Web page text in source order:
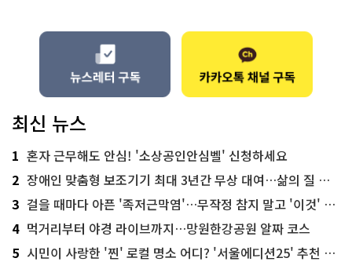
최신 뉴스
1 혼자 근무해도 안심! '소상공인안심벨' 신청하세요
2 장애인 맞춤형 보조기기 최대 3년간 무상 대여…삶의 질 높인다
3 걸을 때마다 아픈 '족저근막염'…무작정 참지 말고 '이것' 해보세요!
4 먹거리부터 야경 라이브까지…망원한강공원 알짜 코스
5 시민이 사랑한 '찐' 로컬 명소 어디? '서울에디션25' 추천 코스